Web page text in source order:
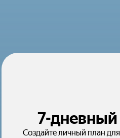
7-дневный
Создайте личный план